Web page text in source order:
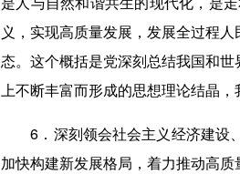
义，实现高质量发展，发展全过程
态。这个概括是党深刻总结我国和
上不断丰富而形成的思想理论结晶
6．深刻领会社会主义经济建设、
加快构建新发展格局，着力推动高